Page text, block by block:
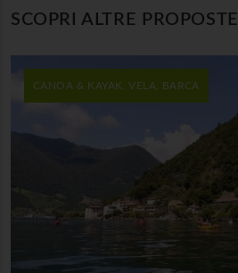
SCOPRI ALTRE PROPOSTE
CANOA & KAYAK, VELA, BARCA